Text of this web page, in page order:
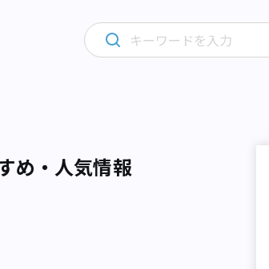
め・人気情報